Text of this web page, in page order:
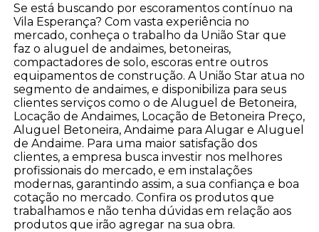
Se está buscando por escoramentos contínuo na
Vila Esperança? Com vasta experiência no
mercado, conheça o trabalho da União Star que
faz o aluguel de andaimes, betoneiras,
compactadores de solo, escoras entre outros
equipamentos de construção. A União Star atua no
segmento de andaimes, e disponibiliza para seus
clientes serviços como o de Aluguel de Betoneira,
Locação de Andaimes, Locação de Betoneira Preço,
Aluguel Betoneira, Andaime para Alugar e Aluguel
de Andaime. Para uma maior satisfação dos
clientes, a empresa busca investir nos melhores
profissionais do mercado, e em instalações
modernas, garantindo assim, a sua confiança e boa
cotação no mercado. Confira os produtos que
trabalhamos e não tenha dúvidas em relação aos
produtos que irão agregar na sua obra.